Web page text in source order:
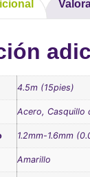
4.5m (15pies)
Acero, Casquillo
1.2mm-1.6mm
Amarillo